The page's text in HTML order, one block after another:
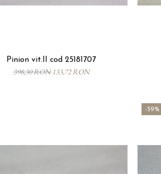
Pinion vit.II cod 25181707
398,30 RON133,72 RON
-59%